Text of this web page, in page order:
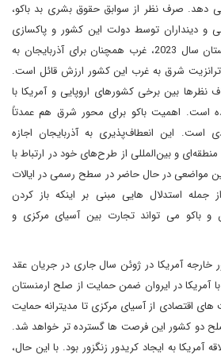
دهد. صرف نظر از سوابق حقوق بشری بد باکو،
و دینداران توسط دولت این کشور و پاکسازی
قومی ارامنه در قراباغ در تابستان سال 2023، غرب همچنان برای آذربایجان به
شرق به غرب این کشور ارزش قائل است.
بین برخی کشورهای اروپایی و آمریکا با
است. اهمیت باکو برای محور شرق هم عمدتاً
است. این انعطاف‌پذیری به آذربایجان اجازه
و بین‌المللی از طرح‌های خود در ارتباط با
مواضعی در حال حاضر در سطح رسمی در ایالات
استدلال هایی مبنی بر اینکه باز کردن
و باکو می تواند تجارت بین آسیای مرکزی و
خارجه آمریکا در ژوئن سال جاری در جریان عقد
آمریکا در ایروان ضمن حمایت از صلح ارمنستان
اقتصادی از آسیای مرکزی تا مدیترانه حمایت
دو کشور این فرصت ها گسترده تر خواهد شد.
آمریکا به ایجاد کریدور زنگزور بود. با این حال،